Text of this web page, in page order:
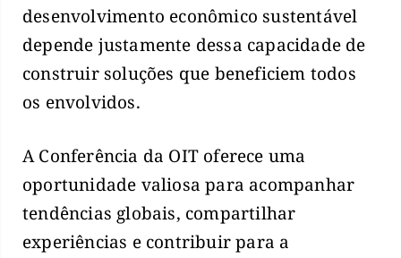
desenvolvimento econômico sustentável
depende justamente dessa capacidade de
construir soluções que beneficiem todos
os envolvidos.
A Conferência da OIT oferece uma
oportunidade valiosa para acompanhar
tendências globais, compartilhar
experiências e contribuir para a